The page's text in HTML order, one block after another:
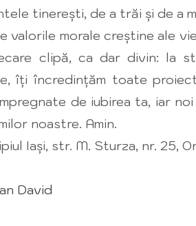
tinerești, de a trăi și de a
morale creștine ale
clipă, ca dar divin: la
îți încredințăm toate
de iubirea ta, iar
noastre. Amin.
Iași, str. M. Sturza, nr. 25,
David